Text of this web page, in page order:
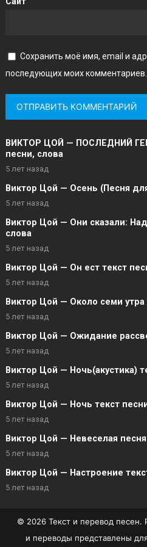
Сохранить моё имя, email и
последующих моих комментариев.
ВИКТОР ЦОЙ — ПОСЛЕДНИЙ
песни, слова
5 лет назад
Виктор Цой — Осень (Песня
5 лет назад
Виктор Цой — Они сказали:
слова
5 лет назад
Виктор Цой — Он ест текст
5 лет назад
Виктор Цой — Около семи утра
5 лет назад
Виктор Цой — Ожидание
5 лет назад
Виктор Цой — Ночь(акустика)
5 лет назад
Виктор Цой — Ночь текст
5 лет назад
Виктор Цой — Невеселая
5 лет назад
Виктор Цой — Настроение
5 лет назад
© 2026 Текст и перевод песен.
и переводы представлены